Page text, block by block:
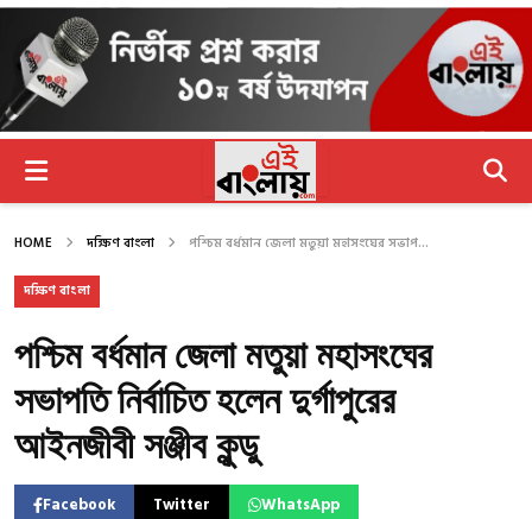
HOME দক্ষিণ বাংলা পশ্চিম বর্ধমান জেলা মতুয়া মহাসংঘের সভাপ...
দক্ষিণ বাংলা
পশ্চিম বর্ধমান জেলা মতুয়া মহাসংঘের
সভাপতি নির্বাচিত হলেন দুর্গাপুরের
আইনজীবী সঞ্জীব কুন্ডু
Facebook Twitter WhatsApp